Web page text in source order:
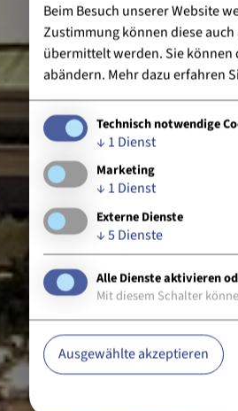
Beim Besuch unserer Website
Zustimmung können diese
übermittelt werden. Sie
abändern. Mehr dazu erfahren
Technisch notwendige
↓ 1 Dienst
Marketing
↓ 1 Dienst
Externe Dienste
↓5Dienste
Alle Dienste aktivieren
Mit diesem Schalter
Ausgewählte akzeptieren